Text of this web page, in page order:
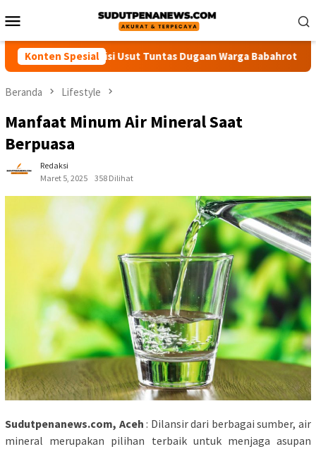
ke
Mobile
Konten Spesial
Desak Polisi Usut Tuntas Dugaan Warga Babahrot Yang
Beranda Lifestyle
Manfaat Minum Air Mineral Saat
Berpuasa
Redaksi
Maret 5, 2025
358 Dilihat
Sudutpenanews.com, Aceh : Dilansir dari berbagai sumber, air
mineral merupakan pilihan terbaik untuk menjaga asupan